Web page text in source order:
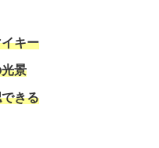
キー
景
きる